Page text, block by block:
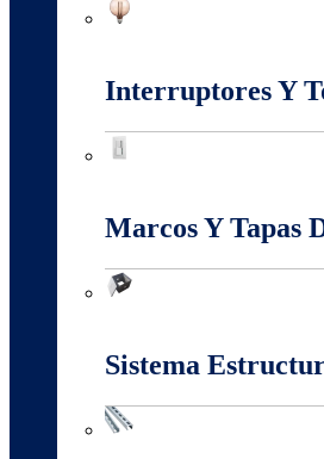
Interruptores Y
Marcos Y Tapas
Sistema